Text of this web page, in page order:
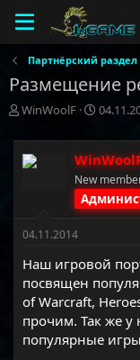
Партнёрский раздел
Размещение
А
т
о
р
ы
WinWoolF
Д
т
а
н
а
ч
New
04.11.2014
Наш игровой
посвящен
of Warcraft,
прочим. Так же у
популярные